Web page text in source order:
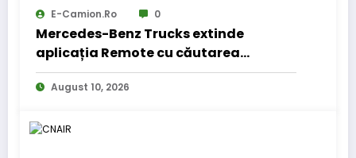
E-Camion.ro 0
Mercedes-Benz Trucks extinde
aplicația Remote cu căutarea
locurilor de parcare pentru șoferii de
camion
August 10, 2026